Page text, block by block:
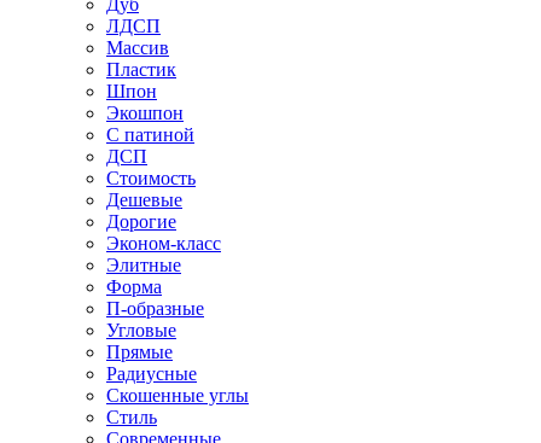
Дуб
ЛДСП
Массив
Пластик
Шпон
Экошпон
С патиной
ДСП
Стоимость
Дешевые
Дорогие
Эконом-класс
Элитные
Форма
П-образные
Угловые
Прямые
Радиусные
Скошенные углы
Стиль
Современные